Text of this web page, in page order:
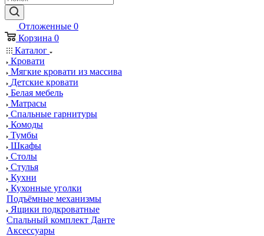
Отложенные 0
Корзина 0
Каталог
Кровати
Мягкие кровати из массива
Детские кровати
Белая мебель
Матрасы
Спальные гарнитуры
Комоды
Тумбы
Шкафы
Столы
Стулья
Кухни
Кухонные уголки
Подъёмные механизмы
Ящики подкроватные
Спальный комплект Данте
Аксессуары